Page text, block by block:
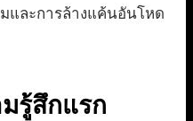
และการล้างแค้นอันโหด
รู้สึกแรก